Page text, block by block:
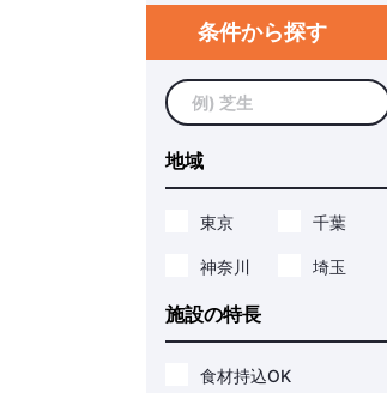
条件から探す
検索:
検
地域
東京 千葉
神奈川 埼玉
施設の特長
食材持込OK